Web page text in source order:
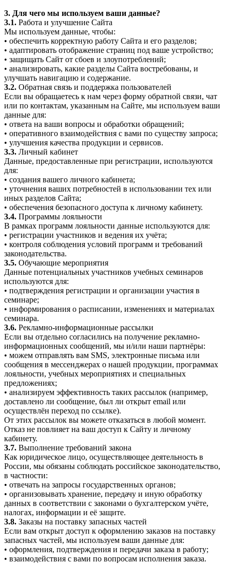
3. Для чего мы используем ваши данные?
3.1. Работа и улучшение Сайта
Мы используем данные, чтобы:
• обеспечить корректную работу Сайта и его разделов;
• адаптировать отображение страниц под ваше устройство;
• защищать Сайт от сбоев и злоупотреблений;
• анализировать, какие разделы Сайта востребованы, и
улучшать навигацию и содержание.
3.2. Обратная связь и поддержка пользователей
Если вы обращаетесь к нам через форму обратной связи, чат
или по контактам, указанным на Сайте, мы используем ваши
данные для:
• ответа на ваши вопросы и обработки обращений;
• оперативного взаимодействия с вами по существу запроса;
• улучшения качества продукции и сервисов.
3.3. Личный кабинет
Данные, предоставленные при регистрации, используются
для:
• создания вашего личного кабинета;
• уточнения ваших потребностей в использовании тех или
иных разделов Сайта;
• обеспечения безопасного доступа к личному кабинету.
3.4. Программы лояльности
В рамках программ лояльности данные используются для:
• регистрации участников и ведения их учёта;
• контроля соблюдения условий программ и требований
законодательства.
3.5. Обучающие мероприятия
Данные потенциальных участников учебных семинаров
используются для:
• подтверждения регистрации и организации участия в
семинаре;
• информирования о расписании, изменениях и материалах
семинара.
3.6. Рекламно-информационные рассылки
Если вы отдельно согласились на получение рекламно-
информационных сообщений, мы и/или наши партнёры:
• можем отправлять вам SMS, электронные письма или
сообщения в мессенджерах о нашей продукции, программах
лояльности, учебных мероприятиях и специальных
предложениях;
• анализируем эффективность таких рассылок (например,
доставлено ли сообщение, был ли открыт email или
осуществлён переход по ссылке).
От этих рассылок вы можете отказаться в любой момент.
Отказ не повлияет на ваш доступ к Сайту и личному
кабинету.
3.7. Выполнение требований закона
Как юридическое лицо, осуществляющее деятельность в
России, мы обязаны соблюдать российское законодательство,
в частности:
• отвечать на запросы государственных органов;
• организовывать хранение, передачу и иную обработку
данных в соответствии с законами о бухгалтерском учёте,
налогах, информации и её защите.
3.8. Заказы на поставку запасных частей
Если вам открыт доступ к оформлению заказов на поставку
запасных частей, мы используем ваши данные для:
• оформления, подтверждения и передачи заказа в работу;
• взаимодействия с вами по вопросам исполнения заказа.